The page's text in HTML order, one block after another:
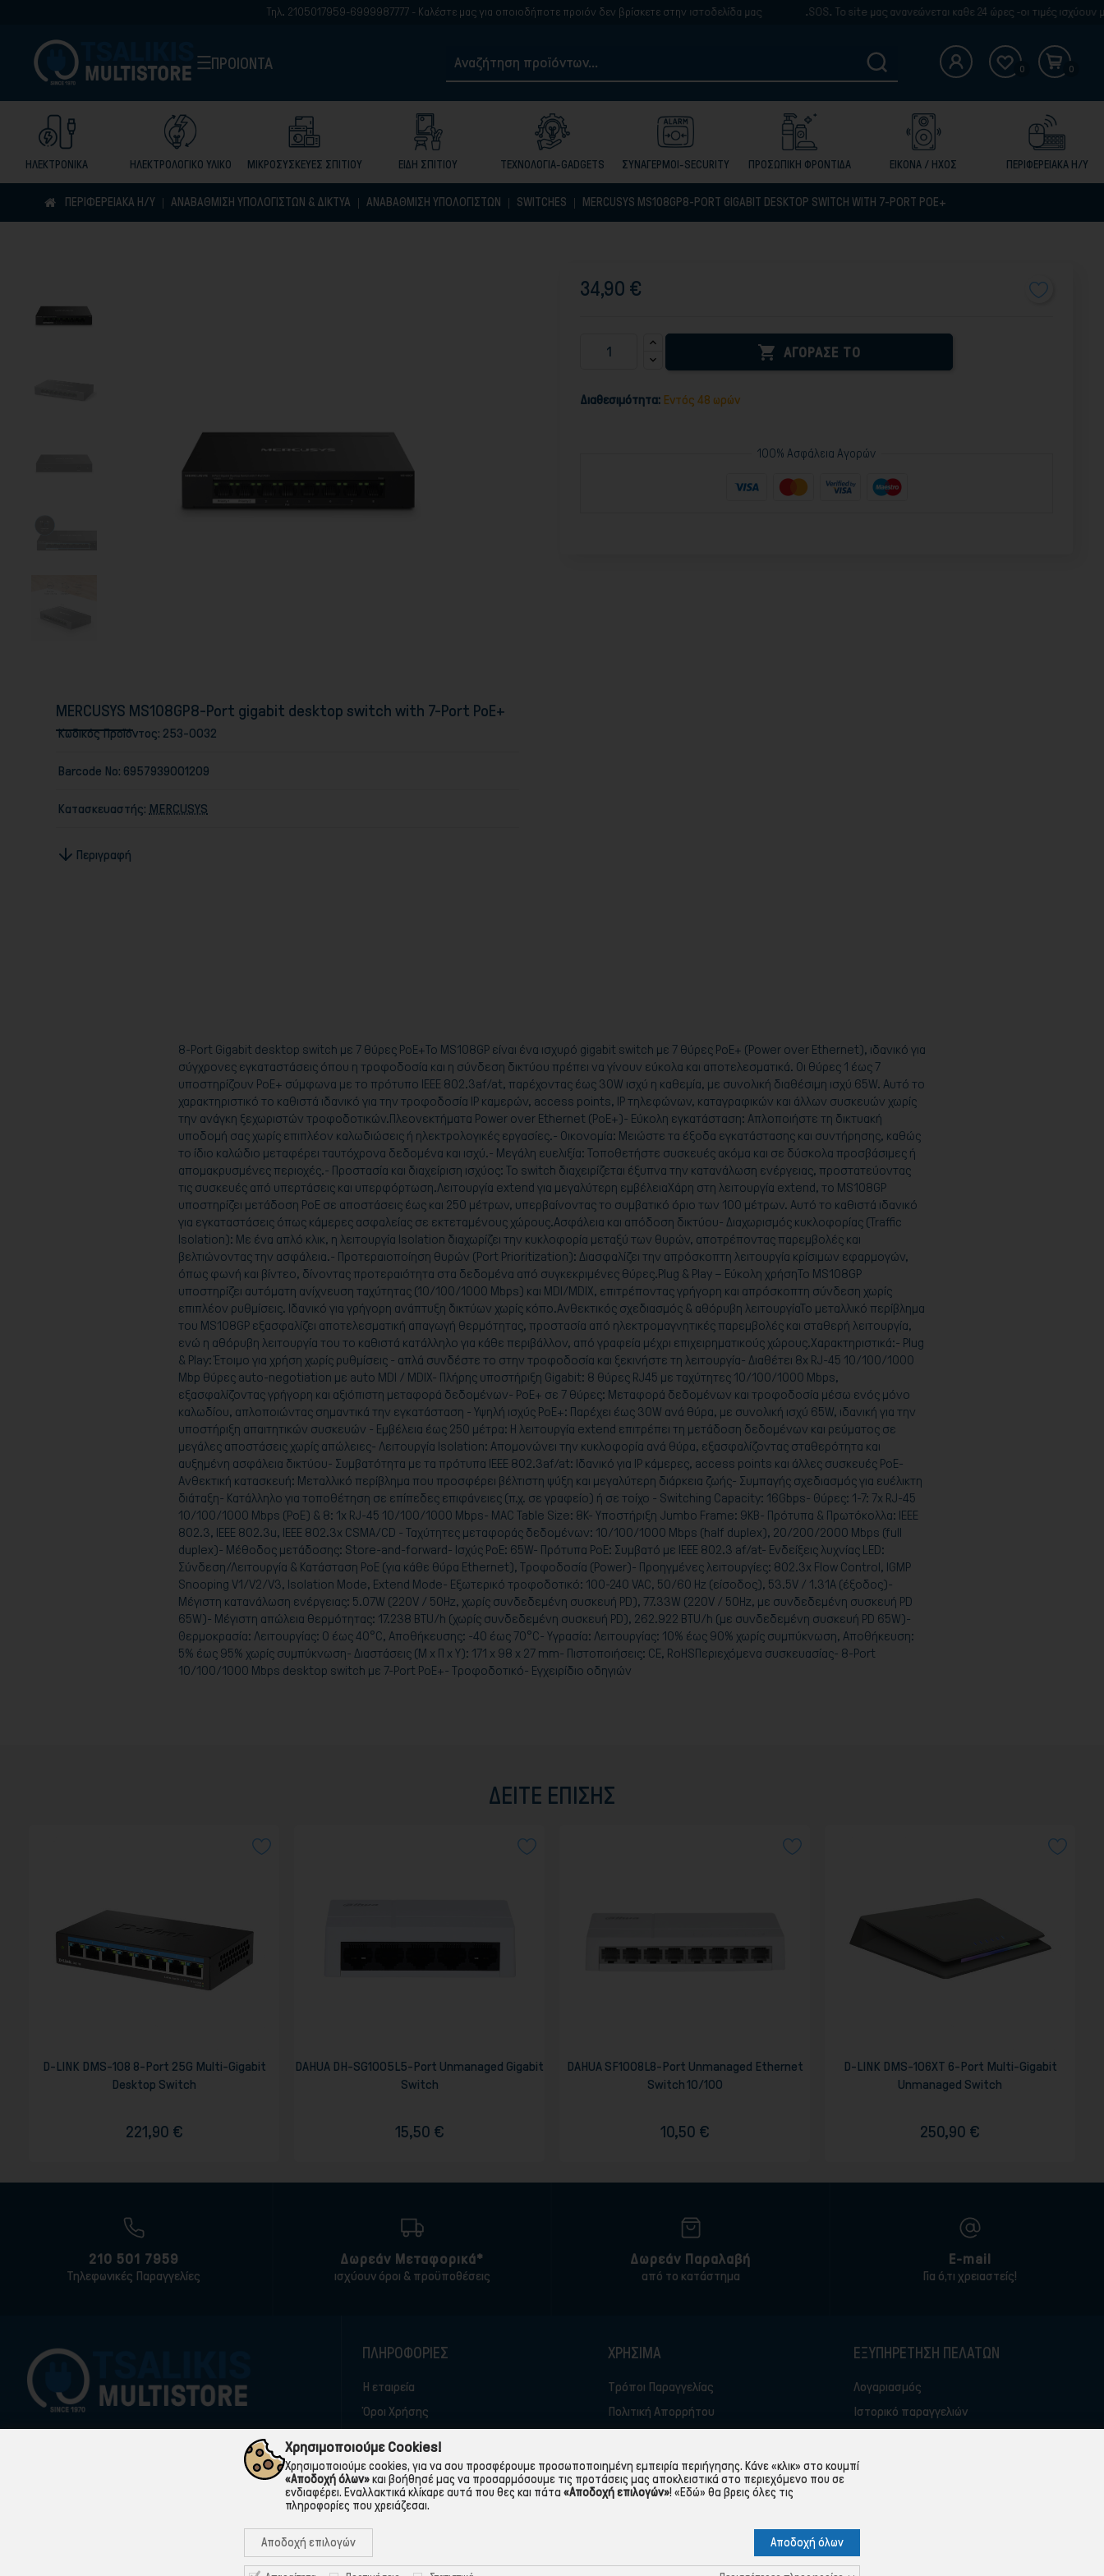
Τηλ. 2105017959-6999987777 - Καλέστε μας για οποιοδήποτε προιόν δεν βρίσκετε στην ιστοδελίδα μας .SOS. Το site μας ανανεώνεται καθε 24 ώρες -οι τιμές ισχύουν μόνο
ΠΡΟΙΟΝΤΑ 0 0
ΕΙΔΗ ΣΠΙΤΙΟΥ ΕΙΚΟΝΑ / ΗΧΟΣ
ΗΛΕΚΤΡΟΛΟΓΙΚΟ ΥΛΙΚΟ
ΗΛΕΚΤΡΟΝΙΚΑ ΜΙΚΡΟΣΥΣΚΕΥΕΣ ΣΠΙΤΙΟΥ ΠΕΡΙΦΕΡΕΙΑΚΑ Η/Υ
ΠΡΟΣΩΠΙΚΗ ΦΡΟΝΤΙΔΑ
ΣΥΝΑΓΕΡΜΟΙ-SECURITY
ΤΕΧΝΟΛΟΓΙΑ-GADGETS
ΠΕΡΙΦΕΡΕΙΑΚΑ Η/Υ ΑΝΑΒΆΘΜΙΣΗ ΥΠΟΛΟΓΙΣΤΏΝ & ΔΊΚΤΥΑ ΑΝΑΒΆΘΜΙΣΗ ΥΠΟΛΟΓΙΣΤΏΝ SWITCHES MERCUSYS MS108GP8-PORT GIGABIT DESKTOP SWITCH WITH 7-PORT POE+
MERCUSYS MS108GP8-Port gigabit desktop switch with 7-Port PoE+
Κωδικός Προϊόντος: 253-0032
Barcode No: 6957939001209
Κατασκευαστής: MERCUSYS
Περιγραφή
34,90 €
 ΑΓΟΡΑΣΕ ΤΟ
Διαθεσιμότητα: Εντός 48 ωρών
100% Ασφάλεια Αγορών
8-Port Gigabit desktop switch με 7 θύρες PoE+Το MS108GP είναι ένα ισχυρό gigabit switch με 7 θύρες PoE+ (Power over Ethernet), ιδανικό για
σύγχρονες εγκαταστάσεις όπου η τροφοδοσία και η σύνδεση δικτύου πρέπει να γίνουν εύκολα και αποτελεσματικά. Οι θύρες 1 έως 7
υποστηρίζουν PoE+ σύμφωνα με το πρότυπο IEEE 802.3af/at, παρέχοντας έως 30W ισχύ η καθεμία, με συνολική διαθέσιμη ισχύ 65W. Αυτό το
χαρακτηριστικό το καθιστά ιδανικό για την τροφοδοσία IP καμερών, access points, IP τηλεφώνων, καταγραφικών και άλλων συσκευών χωρίς
την ανάγκη ξεχωριστών τροφοδοτικών.Πλεονεκτήματα Power over Ethernet (PoE+)- Εύκολη εγκατάσταση: Απλοποιήστε τη δικτυακή
υποδομή σας χωρίς επιπλέον καλωδιώσεις ή ηλεκτρολογικές εργασίες.- Οικονομία: Μειώστε τα έξοδα εγκατάστασης και συντήρησης, καθώς
το ίδιο καλώδιο μεταφέρει ταυτόχρονα δεδομένα και ισχύ.- Μεγάλη ευελιξία: Τοποθετήστε συσκευές ακόμα και σε δύσκολα προσβάσιμες ή
απομακρυσμένες περιοχές.- Προστασία και διαχείριση ισχύος: Το switch διαχειρίζεται έξυπνα την κατανάλωση ενέργειας, προστατεύοντας
τις συσκευές από υπερτάσεις και υπερφόρτωση.Λειτουργία extend για μεγαλύτερη εμβέλειαΧάρη στη λειτουργία extend, το MS108GP
υποστηρίζει μετάδοση PoE σε αποστάσεις έως και 250 μέτρων, υπερβαίνοντας το συμβατικό όριο των 100 μέτρων. Αυτό το καθιστά ιδανικό
για εγκαταστάσεις όπως κάμερες ασφαλείας σε εκτεταμένους χώρους.Ασφάλεια και απόδοση δικτύου- Διαχωρισμός κυκλοφορίας (Traffic
Isolation): Με ένα απλό κλικ, η λειτουργία Isolation διαχωρίζει την κυκλοφορία μεταξύ των θυρών, αποτρέποντας παρεμβολές και
βελτιώνοντας την ασφάλεια.- Προτεραιοποίηση θυρών (Port Prioritization): Διασφαλίζει την απρόσκοπτη λειτουργία κρίσιμων εφαρμογών,
όπως φωνή και βίντεο, δίνοντας προτεραιότητα στα δεδομένα από συγκεκριμένες θύρες.Plug & Play – Εύκολη χρήσηΤο MS108GP
υποστηρίζει αυτόματη ανίχνευση ταχύτητας (10/100/1000 Mbps) και MDI/MDIX, επιτρέποντας γρήγορη και απρόσκοπτη σύνδεση χωρίς
επιπλέον ρυθμίσεις. Ιδανικό για γρήγορη ανάπτυξη δικτύων χωρίς κόπο.Ανθεκτικός σχεδιασμός & αθόρυβη λειτουργίαΤο μεταλλικό περίβλημα
του MS108GP εξασφαλίζει αποτελεσματική απαγωγή θερμότητας, προστασία από ηλεκτρομαγνητικές παρεμβολές και σταθερή λειτουργία,
ενώ η αθόρυβη λειτουργία του το καθιστά κατάλληλο για κάθε περιβάλλον, από γραφεία μέχρι επιχειρηματικούς χώρους.Χαρακτηριστικά:- Plug
& Play: Έτοιμο για χρήση χωρίς ρυθμίσεις - απλά συνδέστε το στην τροφοδοσία και ξεκινήστε τη λειτουργία- Διαθέτει 8x RJ-45 10/100/1000
Mbp θύρες auto-negotiation με auto MDI / MDIX- Πλήρης υποστήριξη Gigabit: 8 θύρες RJ45 με ταχύτητες 10/100/1000 Mbps,
εξασφαλίζοντας γρήγορη και αξιόπιστη μεταφορά δεδομένων- PoE+ σε 7 θύρες: Μεταφορά δεδομένων και τροφοδοσία μέσω ενός μόνο
καλωδίου, απλοποιώντας σημαντικά την εγκατάσταση - Υψηλή ισχύς PoE+: Παρέχει έως 30W ανά θύρα, με συνολική ισχύ 65W, ιδανική για την
υποστήριξη απαιτητικών συσκευών - Εμβέλεια έως 250 μέτρα: Η λειτουργία extend επιτρέπει τη μετάδοση δεδομένων και ρεύματος σε
μεγάλες αποστάσεις χωρίς απώλειες- Λειτουργία Isolation: Απομονώνει την κυκλοφορία ανά θύρα, εξασφαλίζοντας σταθερότητα και
αυξημένη ασφάλεια δικτύου- Συμβατότητα με τα πρότυπα IEEE 802.3af/at: Ιδανικό για IP κάμερες, access points και άλλες συσκευές PoE-
Ανθεκτική κατασκευή: Μεταλλικό περίβλημα που προσφέρει βέλτιστη ψύξη και μεγαλύτερη διάρκεια ζωής- Συμπαγής σχεδιασμός για ευέλικτη
διάταξη- Κατάλληλο για τοποθέτηση σε επίπεδες επιφάνειες (π.χ. σε γραφείο) ή σε τοίχο - Switching Capacity: 16Gbps- Θύρες: 1-7: 7x RJ-45
10/100/1000 Mbps (PoE) & 8: 1x RJ-45 10/100/1000 Mbps- MAC Table Size: 8K- Υποστήριξη Jumbo Frame: 9KB- Πρότυπα & Πρωτόκολλα: IEEE
802.3, IEEE 802.3u, IEEE 802.3x CSMA/CD - Ταχύτητες μεταφοράς δεδομένων: 10/100/1000 Mbps (half duplex), 20/200/2000 Mbps (full
duplex)- Μέθοδος μετάδοσης: Store-and-forward- Ισχύς PoE: 65W- Πρότυπα PoE: Συμβατό με IEEE 802.3 af/at- Ενδείξεις λυχνίας LED:
Σύνδεση/Λειτουργία & Κατάσταση PoE (για κάθε θύρα Ethernet), Τροφοδοσία (Power)- Προηγμένες λειτουργίες: 802.3x Flow Control, IGMP
Snooping V1/V2/V3, Isolation Mode, Extend Mode- Εξωτερικό τροφοδοτικό: 100-240 VAC, 50/60 Hz (είσοδος), 53.5V / 1.31A (έξοδος)-
Μέγιστη κατανάλωση ενέργειας: 5.07W (220V / 50Hz, χωρίς συνδεδεμένη συσκευή PD), 77.33W (220V / 50Hz, με συνδεδεμένη συσκευή PD
65W)- Μέγιστη απώλεια θερμότητας: 17.238 BTU/h (χωρίς συνδεδεμένη συσκευή PD), 262.922 BTU/h (με συνδεδεμένη συσκευή PD 65W)-
Θερμοκρασία: Λειτουργίας: 0 έως 40°C, Αποθήκευσης: -40 έως 70°C- Υγρασία: Λειτουργίας: 10% έως 90% χωρίς συμπύκνωση, Αποθήκευση:
5% έως 95% χωρίς συμπύκνωση- Διαστάσεις (Μ x Π x Υ): 171 x 98 x 27 mm- Πιστοποιήσεις: CE, RoHSΠεριεχόμενα συσκευασίας- 8-Port
10/100/1000 Mbps desktop switch με 7-Port PoE+- Τροφοδοτικό- Εγχειρίδιο οδηγιών
ΔΕΊΤΕ ΕΠΊΣΗΣ
D-LINK DMS-108 8-Port 25G Multi-Gigabit
Desktop Switch
221,90 €
DAHUA DH-SG1005L5-Port Unmanaged Gigabit
Switch
15,50 €
DAHUA SF1008L8-Port Unmanaged Ethernet
Switch 10/100
10,50 €
D-LINK DMS-106XT 6-Port Multi-Gigabit
Unmanaged Switch
250,90 €
210 501 7959
Τηλεφωνικές Παραγγελίες
Δωρεάν Μεταφορικά*
ισχύουν όροι & προϋποθέσεις
Δωρεάν Παραλαβή
από το κατάστημα
E-mail
Για ό,τι χρειαστείς!
ΠΛΗΡΟΦΟΡΙΕΣ
Η εταιρεία
Όροι Χρήσης
Τρόποι Αποστολής
ΧΡΉΣΙΜΑ
Τρόποι Παραγγελίας
Πολιτική Απορρήτου
Προστασία Προσωπικών Δεδομένων
ΕΞΥΠΗΡΈΤΗΣΗ ΠΕΛΑΤΏΝ
Λογαριασμός
Ιστορικό παραγγελιών
Επικοινωνία
©e-tsalikis.gr - Developed byiNTERAD
Χρησιμοποιούμε Cookies!
Χρησιμοποιούμε cookies, για να σου προσφέρουμε προσωποποιημένη εμπειρία περιήγησης. Κάνε «κλικ» στο κουμπί
«Αποδοχή όλων»και βοήθησέ μας να προσαρμόσουμε τις προτάσεις μας αποκλειστικά στο περιεχόμενο που σε
ενδιαφέρει. Εναλλακτικά κλίκαρε αυτά που θες και πάτα «Αποδοχή επιλογών»! «Εδώ» θα βρεις όλες τις
πληροφορίες που χρειάζεσαι.
Αποδοχή επιλογών Αποδοχή όλων